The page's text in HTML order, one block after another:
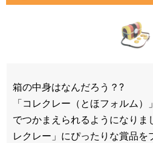
箱の中身はなんだろう？?​​
「コレクレー（とほフォルム）
でつかまえられるようになりま
レクレー」にぴったりな賞品を